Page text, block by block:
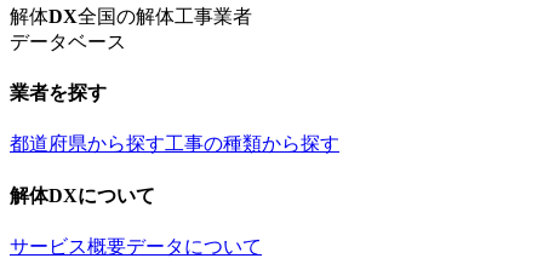
解体DX全国の解体工事業者
データベース
業者を探す
都道府県から探す工事の種類から探す
解体DXについて
サービス概要データについて